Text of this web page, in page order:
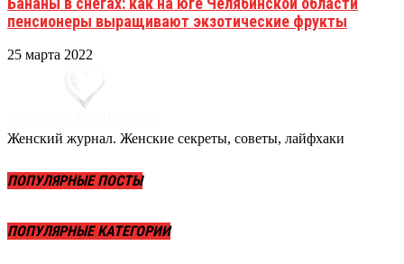
пенсионеры выращивают экзотические фрукты
25 марта 2022
Женский журнал. Женские секреты, советы, лайфхаки
ПОПУЛЯРНЫЕ ПОСТЫ
ПОПУЛЯРНЫЕ КАТЕГОРИИ